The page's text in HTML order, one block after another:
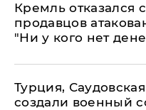
Кремль отказался
продавцов
"Ни у кого нет
Турция,
создали военный